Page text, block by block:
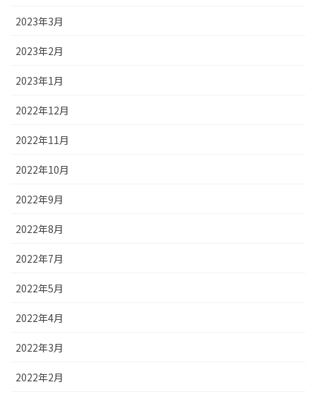
2023年3月
2023年2月
2023年1月
2022年12月
2022年11月
2022年10月
2022年9月
2022年8月
2022年7月
2022年5月
2022年4月
2022年3月
2022年2月